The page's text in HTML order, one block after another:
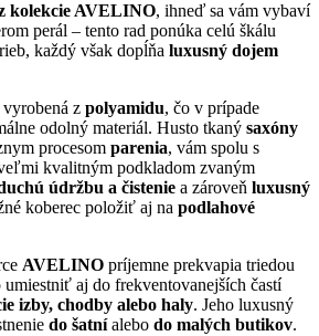
kolekcie AVELINO, ihneď sa vám vybaví
perál – tento rad ponúka celú škálu
každý však dopĺňa luxusný dojem
vyrobená z polyamidu, čo v prípade
odolný materiál. Husto tkaný saxóny
procesom parenia, vám spolu s
kvalitným podkladom zvaným
údržbu a čistenie a zároveň luxusný
koberec položiť aj na podlahové
AVELINO príjemne prekvapia triedou
aj do frekventovanejších častí
izby, chodby alebo haly. Jeho luxusný
do šatníalebo do malých butikov.